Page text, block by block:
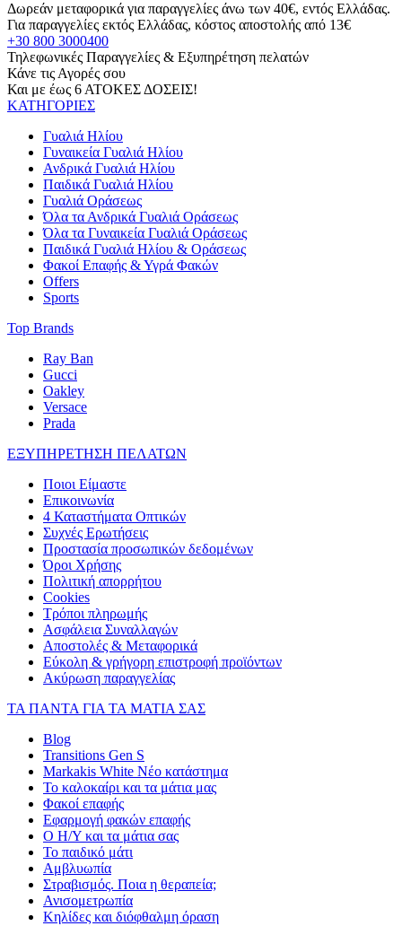
Δωρεάν μεταφορικά για παραγγελίες άνω των 40€, εντός Ελλάδας.
Για παραγγελίες εκτός Ελλάδας, κόστος αποστολής από 13€
+30 800 3000400
Τηλεφωνικές Παραγγελίες & Εξυπηρέτηση πελατών
Κάνε τις Αγορές σου
Και με έως 6 ΑΤΟΚΕΣ ΔΟΣΕΙΣ!
ΚΑΤΗΓΟΡΙΕΣ
Γυαλιά Ηλίου
Γυναικεία Γυαλιά Ηλίου
Ανδρικά Γυαλιά Ηλίου
Παιδικά Γυαλιά Ηλίου
Γυαλιά Οράσεως
Όλα τα Ανδρικά Γυαλιά Οράσεως
Όλα τα Γυναικεία Γυαλιά Οράσεως
Παιδικά Γυαλιά Ηλίου & Οράσεως
Φακοί Επαφής & Υγρά Φακών
Offers
Sports
Top Brands
Ray Ban
Gucci
Oakley
Versace
Prada
ΕΞΥΠΗΡΕΤΗΣΗ ΠΕΛΑΤΩΝ
Ποιοι Είμαστε
Επικοινωνία
4 Καταστήματα Οπτικών
Συχνές Ερωτήσεις
Προστασία προσωπικών δεδομένων
Όροι Χρήσης
Πολιτική απορρήτου
Cookies
Τρόποι πληρωμής
Ασφάλεια Συναλλαγών
Αποστολές & Μεταφορικά
Εύκολη & γρήγορη επιστροφή προϊόντων
Ακύρωση παραγγελίας
ΤΑ ΠΑΝΤΑ ΓΙΑ ΤΑ ΜΑΤΙΑ ΣΑΣ
Blog
Transitions Gen S
Markakis White Νέο κατάστημα
Το καλοκαίρι και τα μάτια μας
Φακοί επαφής
Εφαρμογή φακών επαφής
Ο Η/Υ και τα μάτια σας
Το παιδικό μάτι
Αμβλυωπία
Στραβισμός. Ποια η θεραπεία;
Ανισομετρωπία
Κηλίδες και διόφθαλμη όραση